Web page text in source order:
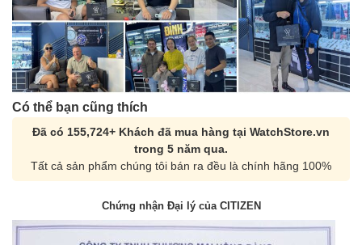
Có thể bạn cũng thích
Đã có 155,724+ Khách đã mua hàng tại WatchStore.vn
trong 5 năm qua.
Tất cả sản phẩm chúng tôi bán ra đều là chính hãng 100%
Chứng nhận Đại lý của CITIZEN